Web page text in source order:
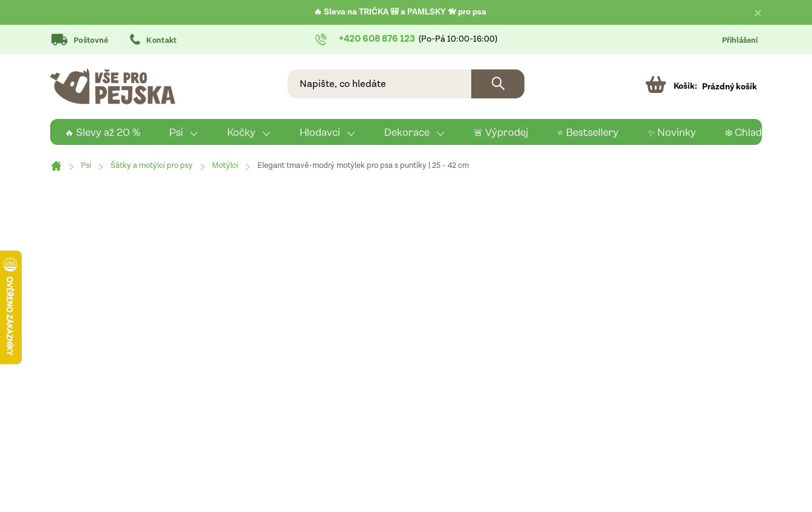
na
🔥 Sleva na TRIČKA 🎒 a PAMLSKY 🦮 pro psa
+420 608 876 123
Poštovné Kontakt Přihlášení
Prázdný košík
🔥 Slevy až 20 % Psi Kočky Hlodavci Dekorace 🚨 Výprodej ⭐ Bestsellery ✨ Novinky ❄️ Chladící
Domů
Psi Šátky a motýlci pro psy Motýlci Elegant tmavě-modrý motýlek pro psa s puntíky | 25 - 42 cm